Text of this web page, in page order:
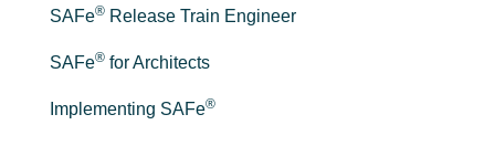
SAFe® Release Train Engineer
SAFe® for Architects
Implementing SAFe®